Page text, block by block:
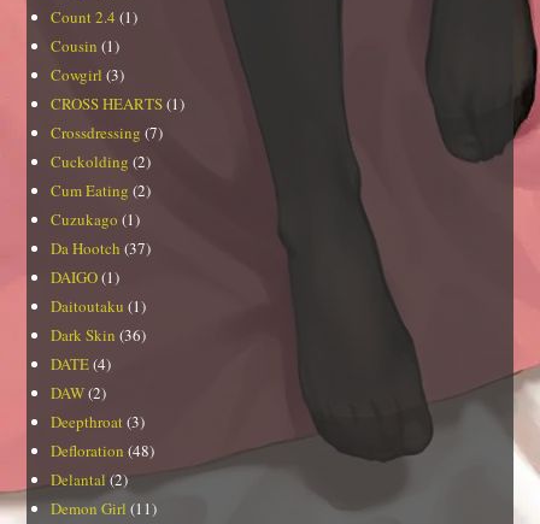
Count 2.4 (1)
Cousin (1)
Cowgirl (3)
CROSS HEARTS(1)
Crossdressing (7)
Cuckolding (2)
Cum Eating (2)
Cuzukago (1)
Da Hootch (37)
DAIGO(1)
Daitoutaku (1)
Dark Skin (36)
DATE(4)
DAW(2)
Deepthroat (3)
Defloration (48)
Delantal (2)
Demon Girl (11)